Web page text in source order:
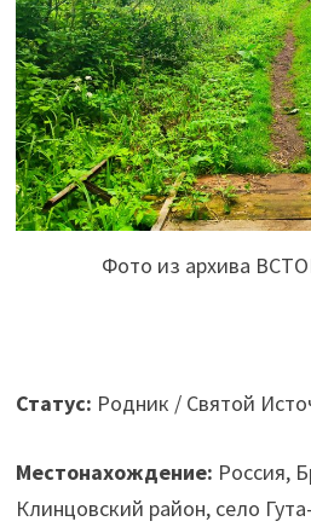
Фото из архива
Статус: Родник / Святой
Местонахождение: Россия,
Клинцовский район, село